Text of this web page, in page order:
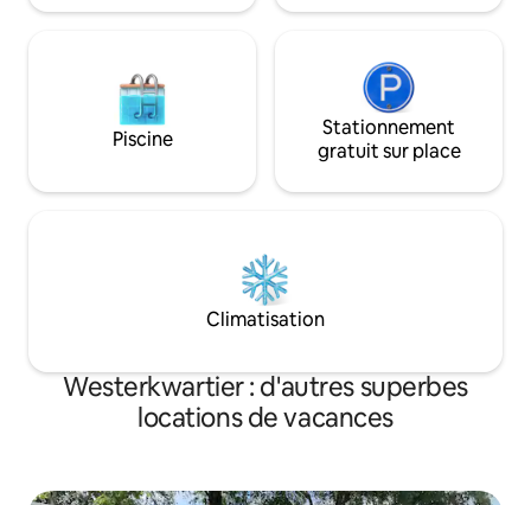
détendre.
Piscine
Stationnement
gratuit sur place
Climatisation
Westerkwartier : d'autres superbes
locations de vacances